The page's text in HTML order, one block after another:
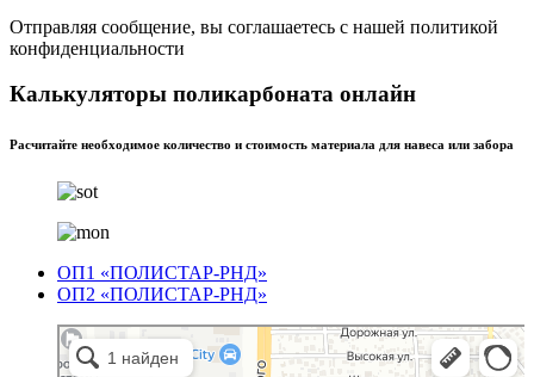
Отправляя сообщение, вы соглашаетесь с нашей политикой
конфиденциальности
Калькуляторы поликарбоната онлайн
Расчитайте необходимое количество и стоимость материала для навеса или забора
ОП1 «ПОЛИСТАР-РНД»
ОП2 «ПОЛИСТАР-РНД»
Полистар
Оргстекло, поликарбонат в Ростове‑на‑Дону
Светопрозрачные конструкции в Ростове‑на‑Дону